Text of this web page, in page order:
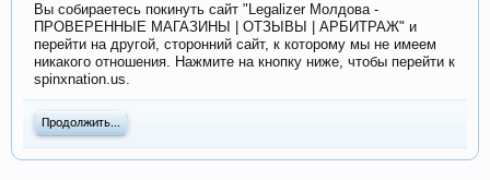
Вы собираетесь покинуть сайт "Legalizer Молдова -
ПРОВЕРЕННЫЕ МАГАЗИНЫ | ОТЗЫВЫ | АРБИТРАЖ" и
перейти на другой, сторонний сайт, к которому мы не имеем
никакого отношения. Нажмите на кнопку ниже, чтобы перейти к
spinxnation.us.
Продолжить...